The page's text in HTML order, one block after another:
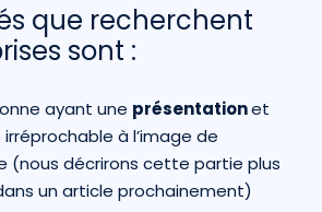
que recherchent
sont :
ayant une présentationet
à l’image de
(nous décrirons cette partie plus
un article prochainement)